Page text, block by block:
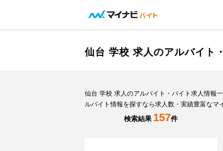
仙台 学校 求人のアルバイト
仙台 学校 求人のアルバイト・バイト求人情報
ルバイト情報を探すなら求人数・実績豊富なマ
検索結果 157件